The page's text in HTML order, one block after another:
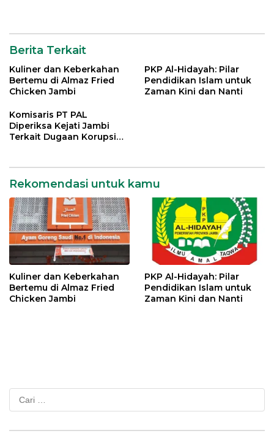
Berita Terkait
Kuliner dan Keberkahan
Bertemu di Almaz Fried
Chicken Jambi
PKP Al-Hidayah: Pilar
Pendidikan Islam untuk
Zaman Kini dan Nanti
Komisaris PT PAL
Diperiksa Kejati Jambi
Terkait Dugaan Korupsi
Rekomendasi untuk kamu
Kuliner dan Keberkahan
Bertemu di Almaz Fried
Chicken Jambi
PKP Al-Hidayah: Pilar
Pendidikan Islam untuk
Zaman Kini dan Nanti
Cari
untuk: